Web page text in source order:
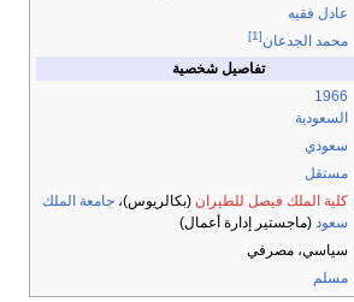
عادل فقيه
محمد الجدعان[1]
تفاصيل شخصية
1966
السعودية
سعودي
مستقل
كلية الملك فيصل للطيران (بكالريوس)، جامعة الملك
سعود (ماجستير إدارة أعمال)
سياسي، مصرفي
مسلم